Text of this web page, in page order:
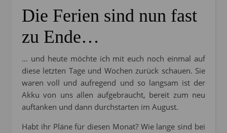
Die Ferien sind nun fast
zu Ende…
… und heute möchte ich mit euch noch einmal auf
diese letzten Tage und Wochen zurück schauen. Sie
waren voll und aufregend und so langsam ist der
Akku von uns allen aufgebraucht, bereit zum neu
auftanken und dann durchstarten im August.
Habt ihr Pläne für diesen Monat? Wie lange sind bei